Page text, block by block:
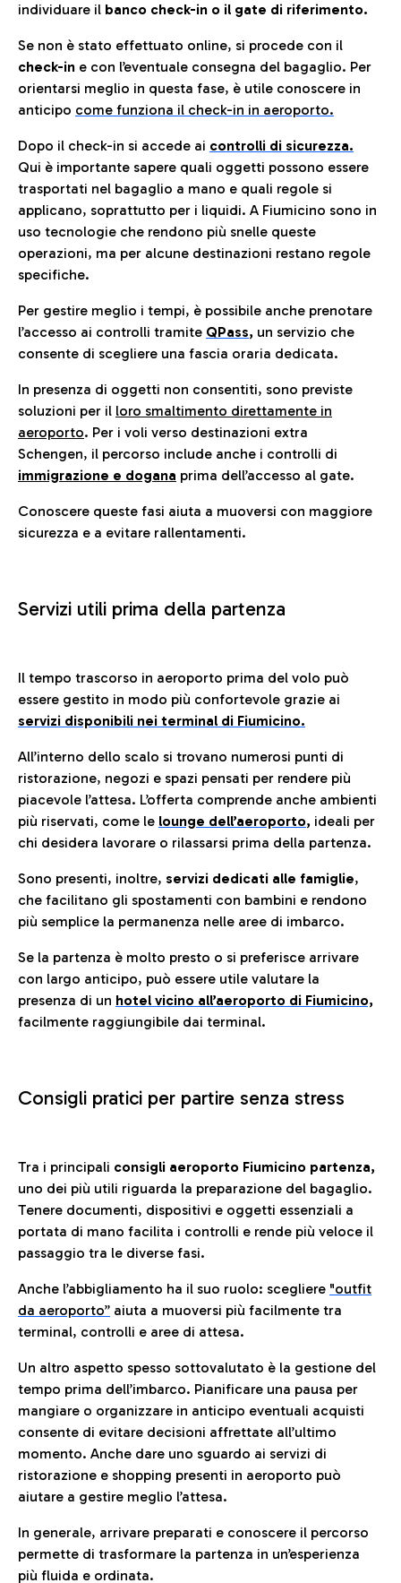
individuare il banco check-in o il gate di riferimento.
Se non è stato effettuato online, si procede con il
check-in e con l’eventuale consegna del bagaglio. Per
orientarsi meglio in questa fase, è utile conoscere in
anticipo come funziona il check-in in aeroporto.
Dopo il check-in si accede ai controlli di sicurezza.
Qui è importante sapere quali oggetti possono essere
trasportati nel bagaglio a mano e quali regole si
applicano, soprattutto per i liquidi. A Fiumicino sono in
uso tecnologie che rendono più snelle queste
operazioni, ma per alcune destinazioni restano regole
specifiche.
Per gestire meglio i tempi, è possibile anche prenotare
l’accesso ai controlli tramite QPass, un servizio che
consente di scegliere una fascia oraria dedicata.
In presenza di oggetti non consentiti, sono previste
soluzioni per il loro smaltimento direttamente in
aeroporto. Per i voli verso destinazioni extra
Schengen, il percorso include anche i controlli di
immigrazione e dogana prima dell’accesso al gate.
Conoscere queste fasi aiuta a muoversi con maggiore
sicurezza e a evitare rallentamenti.
Servizi utili prima della partenza
Il tempo trascorso in aeroporto prima del volo può
essere gestito in modo più confortevole grazie ai
servizi disponibili nei terminal di Fiumicino.
All’interno dello scalo si trovano numerosi punti di
ristorazione, negozi e spazi pensati per rendere più
piacevole l’attesa. L’offerta comprende anche ambienti
più riservati, come le lounge dell’aeroporto, ideali per
chi desidera lavorare o rilassarsi prima della partenza.
Sono presenti, inoltre, servizi dedicati alle famiglie,
che facilitano gli spostamenti con bambini e rendono
più semplice la permanenza nelle aree di imbarco.
Se la partenza è molto presto o si preferisce arrivare
con largo anticipo, può essere utile valutare la
presenza di un hotel vicino all’aeroporto di Fiumicino,
facilmente raggiungibile dai terminal.
Consigli pratici per partire senza stress
Tra i principali consigli aeroporto Fiumicino partenza,
uno dei più utili riguarda la preparazione del bagaglio.
Tenere documenti, dispositivi e oggetti essenziali a
portata di mano facilita i controlli e rende più veloce il
passaggio tra le diverse fasi.
Anche l’abbigliamento ha il suo ruolo: scegliere "outfit
da aeroporto” aiuta a muoversi più facilmente tra
terminal, controlli e aree di attesa.
Un altro aspetto spesso sottovalutato è la gestione del
tempo prima dell’imbarco. Pianificare una pausa per
mangiare o organizzare in anticipo eventuali acquisti
consente di evitare decisioni affrettate all’ultimo
momento. Anche dare uno sguardo ai servizi di
ristorazione e shopping presenti in aeroporto può
aiutare a gestire meglio l’attesa.
In generale, arrivare preparati e conoscere il percorso
permette di trasformare la partenza in un’esperienza
più fluida e ordinata.